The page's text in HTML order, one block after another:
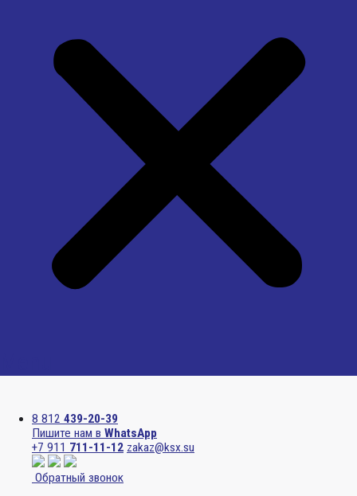
8 812 439-20-39
Пишите нам в WhatsApp
+7 911 711-11-12 zakaz@ksx.su
Обратный звонок